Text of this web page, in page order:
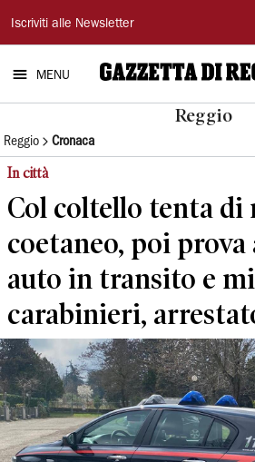
Gazzetta
di
Reggio
Iscriviti alle Newsletter
MENU
Reggio
Reggio Cronaca
In città
Col coltello tenta di
coetaneo, poi prova
auto in transito e
carabinieri,